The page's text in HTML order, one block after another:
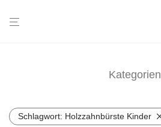
Kategorien
Schlagwort: Holzzahnbürste Kinder